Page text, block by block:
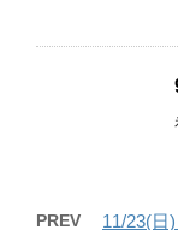
PREV 11/23(日